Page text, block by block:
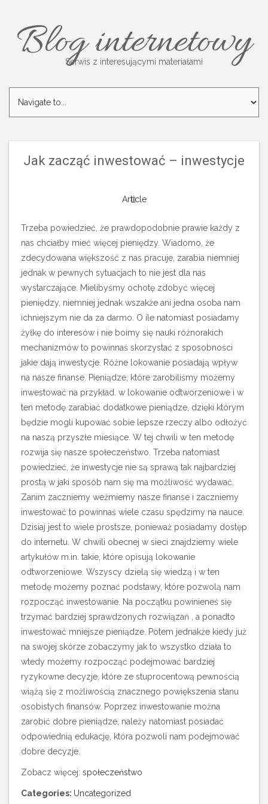
Blog internetowy
Serwis z interesującymi materiałami
Jak zacząć inwestować – inwestycje
Article
Trzeba powiedzieć, że prawdopodobnie prawie każdy z
nas chciałby mieć więcej pieniędzy. Wiadomo, że
zdecydowana większość z nas pracuje, zarabia niemniej
jednak w pewnych sytuacjach to nie jest dla nas
wystarczające. Mielibyśmy ochotę zdobyć więcej
pieniędzy, niemniej jednak wszakże ani jedna osoba nam
ichniejszym nie da za darmo. O ile natomiast posiadamy
żyłkę do interesów i nie boimy się nauki różnorakich
mechanizmów to powinnaś skorzystać z sposobności
jakie dają inwestycje. Różne lokowanie posiadają wpływ
na nasze finanse. Pieniądze, które zarobiliśmy możemy
inwestować na przykład. w lokowanie odtworzeniowe i w
ten metodę zarabiać dodatkowe pieniądze, dzięki którym
będzie mogli kupować sobie lepsze rzeczy albo odłożyć
na naszą przyszłe miesiące. W tej chwili w ten metodę
rozwija się nasze społeczeństwo. Trzeba natomiast
powiedzieć, że inwestycje nie są sprawą tak najbardziej
prostą w jaki sposób nam się ma możliwość wydawać.
Zanim zaczniemy weźmiemy nasze finanse i zaczniemy
inwestować to powinnaś wiele czasu spędzimy na nauce.
Dzisiaj jest to wiele prostsze, ponieważ posiadamy dostęp
do internetu. W chwili obecnej w sieci znajdziemy wiele
artykułów m.in. takie, które opisują lokowanie
odtworzeniowe. Wszyscy dzielą się wiedzą i w ten
metodę możemy poznać podstawy, które pozwolą nam
rozpocząć inwestowanie. Na początku powinieneś się
trzymać bardziej sprawdzonych rozwiązań , a ponadto
inwestować mniejsze pieniądze. Potem jednakże kiedy już
na swojej skórze zobaczymy jak to wszystko działa to
wtedy możemy rozpocząć podejmować bardziej
ryzykowne decyzje, które ze stuprocentową pewnością
wiążą się z możliwością znacznego powiększenia stanu
osobistych finansów. Poprzez inwestowanie można
zarobić dobre pieniądze, należy natomiast posiadać
odpowiednią edukację, która pozwoli nam podejmować
dobre decyzje.
Zobacz więcej: społeczeństwo
Categories: Uncategorized